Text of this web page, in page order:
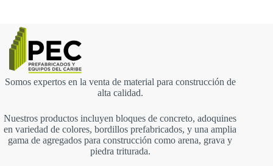
Somos expertos en la venta de material para construcción de
alta calidad.
Nuestros productos incluyen bloques de concreto, adoquines
en variedad de colores, bordillos prefabricados, y una amplia
gama de agregados para construcción como arena, grava y
piedra triturada.